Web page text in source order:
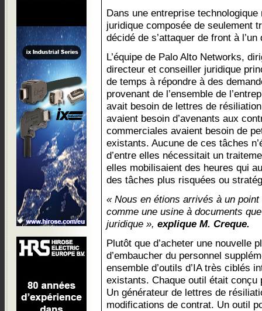
Dans une entreprise
juridique composée de seulement
décidé de s’attaquer de front à
L’équipe de Palo Alto Networks,
directeur et conseiller juridique
de temps à répondre à des
provenant de l’ensemble de
avait besoin de lettres de
avaient besoin d’avenants aux
commerciales avaient besoin de
existants. Aucune de ces tâches
d’entre elles nécessitait un
elles mobilisaient des heures qui
des tâches plus risquées ou
« Nous en étions arrivés à un
comme une usine à documents
juridique », explique M. Creque.
Plutôt que d’acheter une nouvelle
d’embaucher du personnel
ensemble d’outils d’IA très ciblés
existants. Chaque outil était
Un générateur de lettres de
modifications de contrat. Un outil